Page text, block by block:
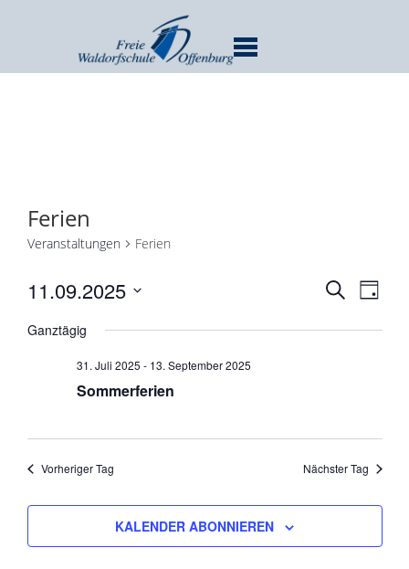
Ferien
Veranstaltungen Ferien
und
SUCHE
TAG
11.09.2025
Ganztägig
31. Juli 2025 - 13. September 2025
Sommerferien
Vorheriger Tag Nächster Tag
KALENDER ABONNIEREN